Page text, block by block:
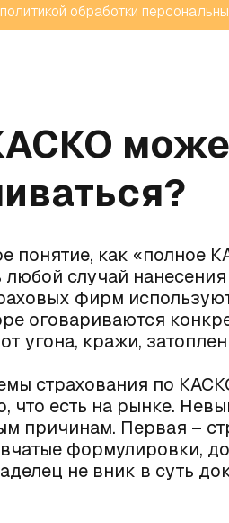
политикой обработки
понятие, как «полное
любой случай
фирм
оговариваются
угона, кражи,
страхования по
что есть на рынке.
причинам. Первая –
формулировки,
не вник в суть